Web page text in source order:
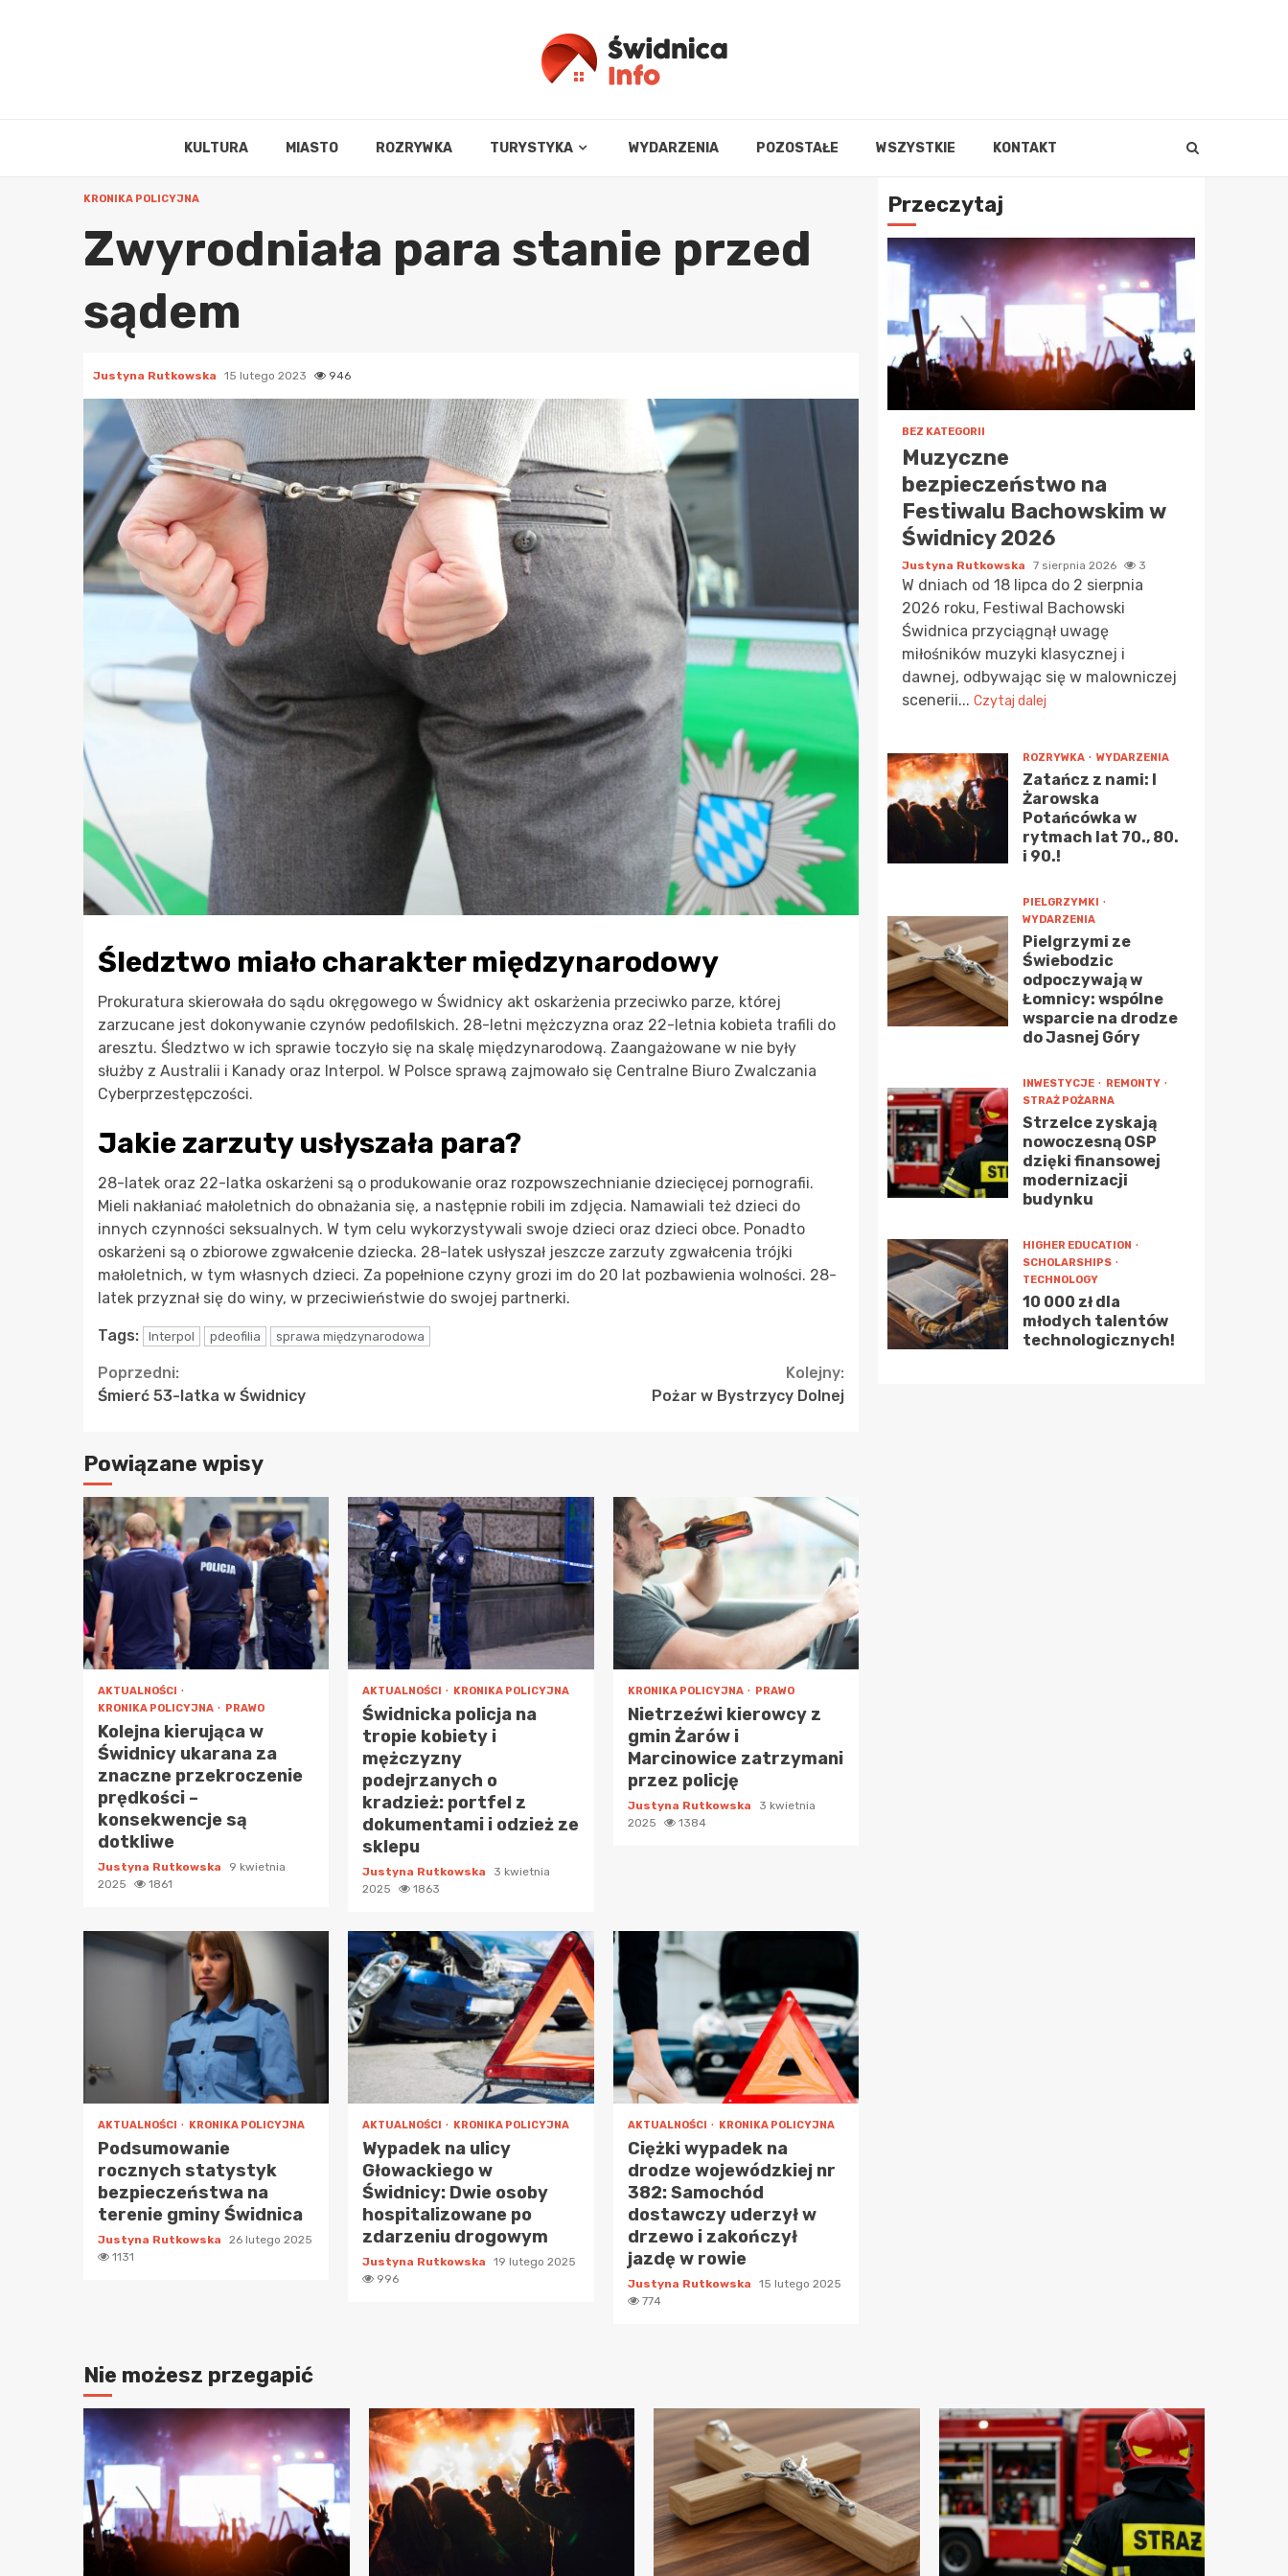
KULTURA MIASTO ROZRYWKA TURYSTYKA WYDARZENIA POZOSTAŁE WSZYSTKIE KONTAKT
KRONIKA POLICYJNA
Zwyrodniała para stanie przed
sądem
Justyna Rutkowska 15 lutego 2023 946
Śledztwo miało charakter międzynarodowy
Prokuratura skierowała do sądu okręgowego w Świdnicy akt oskarżenia przeciwko parze, której
zarzucane jest dokonywanie czynów pedofilskich. 28-letni mężczyzna oraz 22-letnia kobieta trafili do
aresztu. Śledztwo w ich sprawie toczyło się na skalę międzynarodową. Zaangażowane w nie były
służby z Australii i Kanady oraz Interpol. W Polsce sprawą zajmowało się Centralne Biuro Zwalczania
Cyberprzestępczości.
Jakie zarzuty usłyszała para?
28-latek oraz 22-latka oskarżeni są o produkowanie oraz rozpowszechnianie dziecięcej pornografii.
Mieli nakłaniać małoletnich do obnażania się, a następnie robili im zdjęcia. Namawiali też dzieci do
innych czynności seksualnych. W tym celu wykorzystywali swoje dzieci oraz dzieci obce. Ponadto
oskarżeni są o zbiorowe zgwałcenie dziecka. 28-latek usłyszał jeszcze zarzuty zgwałcenia trójki
małoletnich, w tym własnych dzieci. Za popełnione czyny grozi im do 20 lat pozbawienia wolności. 28-
latek przyznał się do winy, w przeciwieństwie do swojej partnerki.
Tags: Interpol pdeofilia sprawa międzynarodowa
Continue
Poprzedni:
Śmierć 53-latka w Świdnicy
Kolejny:
Pożar w Bystrzycy Dolnej
Powiązane wpisy
AKTUALNOŚCI
KRONIKA POLICYJNA
PRAWO
Kolejna kierująca w
Świdnicy ukarana za
znaczne przekroczenie
prędkości –
konsekwencje są
dotkliwe
Justyna Rutkowska
9 kwietnia
2025
1861
AKTUALNOŚCI KRONIKA POLICYJNA
Świdnicka policja na
tropie kobiety i
mężczyzny
podejrzanych o
kradzież: portfel z
dokumentami i odzież ze
sklepu
Justyna Rutkowska
3 kwietnia
2025
1863
KRONIKA POLICYJNA PRAWO
Nietrzeźwi kierowcy z
gmin Żarów i
Marcinowice zatrzymani
przez policję
Justyna Rutkowska
3 kwietnia
2025
1384
AKTUALNOŚCI KRONIKA POLICYJNA
Podsumowanie
rocznych statystyk
bezpieczeństwa na
terenie gminy Świdnica
Justyna Rutkowska
26 lutego 2025
1131
AKTUALNOŚCI KRONIKA POLICYJNA
Wypadek na ulicy
Głowackiego w
Świdnicy: Dwie osoby
hospitalizowane po
zdarzeniu drogowym
Justyna Rutkowska
19 lutego 2025
996
AKTUALNOŚCI KRONIKA POLICYJNA
Ciężki wypadek na
drodze wojewódzkiej nr
382: Samochód
dostawczy uderzył w
drzewo i zakończył
jazdę w rowie
Justyna Rutkowska
15 lutego 2025
774
Przeczytaj
BEZ KATEGORII
Muzyczne
bezpieczeństwo na
Festiwalu Bachowskim w
Świdnicy 2026
Justyna Rutkowska 7 sierpnia 2026 3
W dniach od 18 lipca do 2 sierpnia
2026 roku, Festiwal Bachowski
Świdnica przyciągnął uwagę
miłośników muzyki klasycznej i
dawnej, odbywając się w malowniczej
scenerii... Czytaj dalej
ROZRYWKA WYDARZENIA
Zatańcz z nami: I
Żarowska
Potańcówka w
rytmach lat 70., 80.
i 90.!
PIELGRZYMKI
WYDARZENIA
Pielgrzymi ze
Świebodzic
odpoczywają w
Łomnicy: wspólne
wsparcie na drodze
do Jasnej Góry
INWESTYCJE
REMONTY
STRAŻ POŻARNA
Strzelce zyskają
nowoczesną OSP
dzięki finansowej
modernizacji
budynku
HIGHER EDUCATION
SCHOLARSHIPS
TECHNOLOGY
10 000 zł dla
młodych talentów
technologicznych!
Nie możesz przegapić